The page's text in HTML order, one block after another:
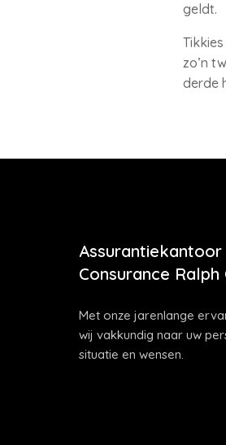
geldt.
zo’n
derde
Assurantiekantoor
Consurance Ralph
Met onze jarenlange
wij vakkundig naar uw
situatie en wensen.